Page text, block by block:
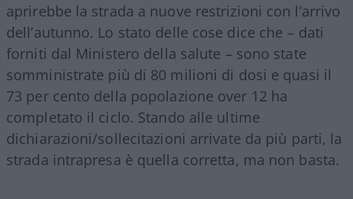
aprirebbe la strada a nuove restrizioni con l’arrivo
dell’autunno. Lo stato delle cose dice che – dati
forniti dal Ministero della salute – sono state
somministrate più di 80 milioni di dosi e quasi il
73 per cento della popolazione over 12 ha
completato il ciclo. Stando alle ultime
dichiarazioni/sollecitazioni arrivate da più parti, la
strada intrapresa è quella corretta, ma non basta.